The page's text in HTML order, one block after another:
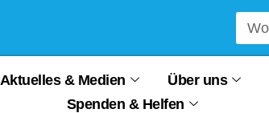
Aktuelles & Medien Über uns
Spenden & Helfen